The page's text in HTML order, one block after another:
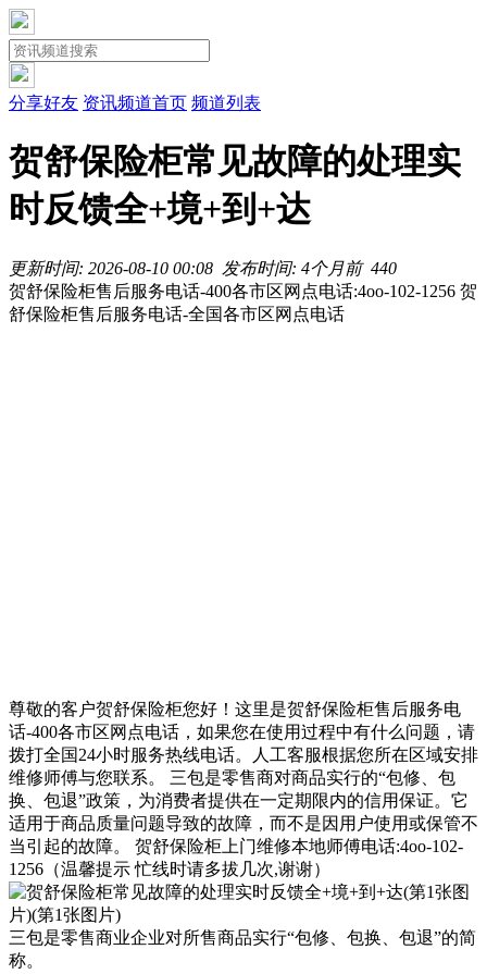
分享好友 资讯频道首页 频道列表
贺舒保险柜常见故障的处理实
时反馈全+境+到+达
更新时间: 2026-08-10 00:08 发布时间: 4个月前 440
贺舒保险柜售后服务电话-400各市区网点电话:4oo-102-1256 贺
舒保险柜售后服务电话-全国各市区网点电话
尊敬的客户贺舒保险柜您好！这里是贺舒保险柜售后服务电
话-400各市区网点电话，如果您在使用过程中有什么问题，请
拨打全国24小时服务热线电话。人工客服根据您所在区域安排
维修师傅与您联系。 三包是零售商对商品实行的“包修、包
换、包退”政策，为消费者提供在一定期限内的信用保证。它
适用于商品质量问题导致的故障，而不是因用户使用或保管不
当引起的故障。 贺舒保险柜上门维修本地师傅电话:4oo-102-
1256（温馨提示 忙线时请多拔几次,谢谢）
三包是零售商业企业对所售商品实行“包修、包换、包退”的简
称。